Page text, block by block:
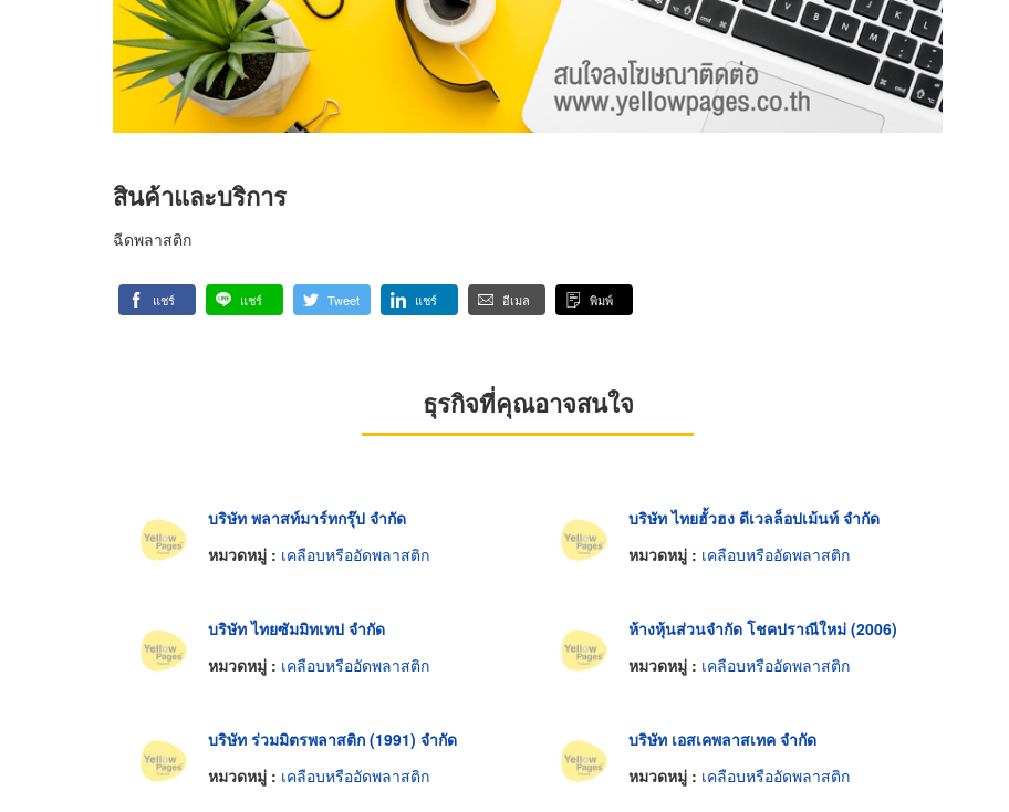
สินค้าและบริการ
ฉีดพลาสติก
แชร์ แชร์ Tweet แชร์ อีเมล พิมพ์
ธุรกิจที่คุณอาจสนใจ
บริษัท พลาสท์มาร์ทกรุ๊ป จำกัด
หมวดหมู่ : เคลือบหรืออัดพลาสติก
บริษัท ไทยฮั้วฮง ดีเวลล็อปเม้นท์ จำกัด
หมวดหมู่ : เคลือบหรืออัดพลาสติก
บริษัท ไทยซัมมิทเทป จำกัด
หมวดหมู่ : เคลือบหรืออัดพลาสติก
ห้างหุ้นส่วนจำกัด โชคปราณีใหม่ (2006)
หมวดหมู่ : เคลือบหรืออัดพลาสติก
บริษัท ร่วมมิตรพลาสติก (1991) จำกัด
หมวดหมู่ : เคลือบหรืออัดพลาสติก
บริษัท เอสเคพลาสเทค จำกัด
หมวดหมู่ : เคลือบหรืออัดพลาสติก